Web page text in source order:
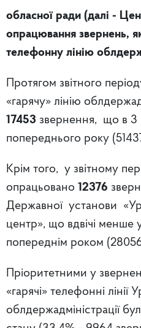
обласної ради (далі -
опрацювання звернень,
телефонну лінію
Протягом звітного
«гарячу» лінію
17453 звернення, що в 3
попереднього року
Крім того, у звітному
опрацьовано 12376
Державної установи
центр», що вдвічі менше
попереднім роком
Пріоритетними у
«гарячі» телефонні лінії
облдержадміністрації